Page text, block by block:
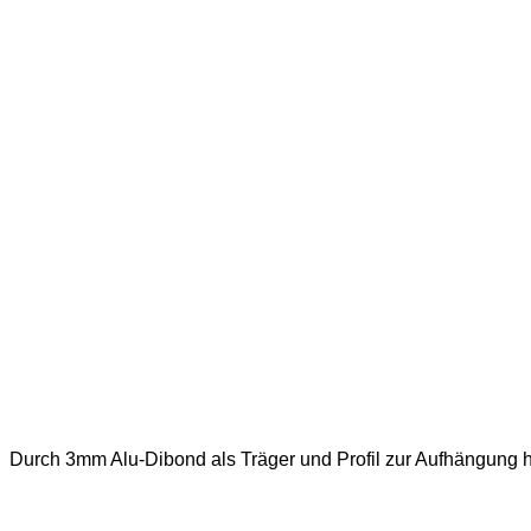
Durch 3mm Alu-Dibond als Träger und Profil zur Aufhängung